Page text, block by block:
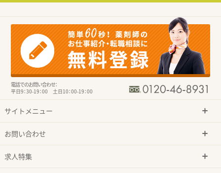
電話でのお問い合わせ：
平日9：30-19：00 土日10：00-19：00
サイトメニュー
お問い合わせ
求人特集